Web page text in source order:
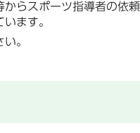
らスポーツ指導者の依頼
ます。
。